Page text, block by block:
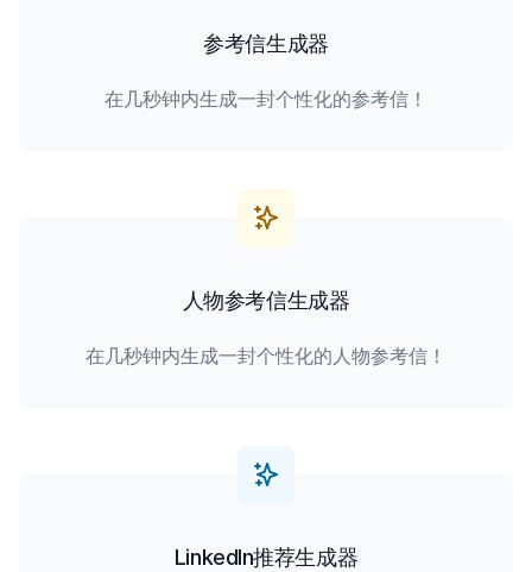
参考信生成器
在几秒钟内生成一封个性化的参考信！
人物参考信生成器
在几秒钟内生成一封个性化的人物参考信！
LinkedIn推荐生成器